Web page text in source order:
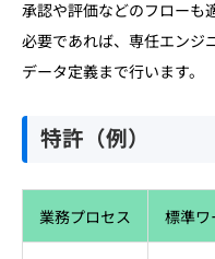
承認や評価などのフローも
必要であれば、専任エンジ
データ定義まで行います。
特許（例）
業務プロセス 標準ワ